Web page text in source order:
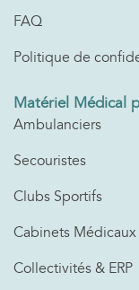
FAQ
Politique de
Matériel Médical
Ambulanciers
Secouristes
Clubs Sportifs
Cabinets Médicaux
Collectivités & ERP